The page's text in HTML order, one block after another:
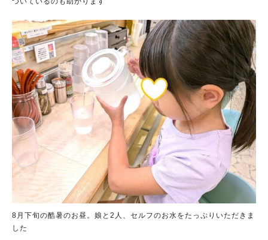
8月下旬の酷暑のお昼。娘と2人、セルフのお水をたっぷりいただきま
した